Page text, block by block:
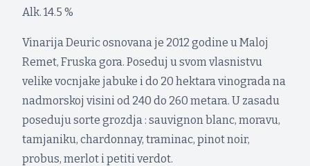
Alk. 14.5 %
Vinarija Deuric osnovana je 2012 godine u Maloj
Remet, Fruska gora. Poseduj u svom vlasnistvu
velike vocnjake jabuke i do 20 hektara vinograda na
nadmorskoj visini od 240 do 260 metara. U zasadu
poseduju sorte grozdja : sauvignon blanc, moravu,
tamjaniku, chardonnay, traminac, pinot noir,
probus, merlot i petiti verdot.